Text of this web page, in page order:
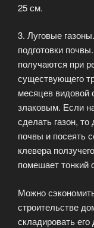
25 см.
3. Луговые
подготовки
получаются при
существующего
месяцев видовой
злаковым. Если
сделать газон,
почвы и посеять
клевера
помешает тонкий
Можно
строительстве
складировать